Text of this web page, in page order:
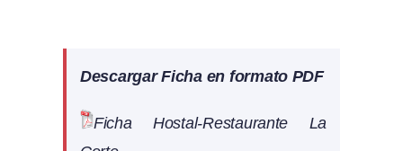
Descargar Ficha en formato PDF
Ficha Hostal-Restaurante La